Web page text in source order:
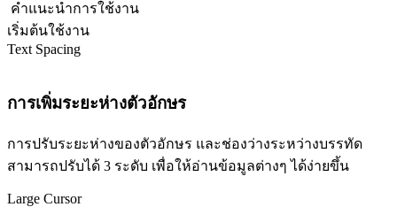
คำแนะนำการใช้งาน
เริ่มต้นใช้งาน
Text Spacing
การเพิ่มระยะห่างตัวอักษร
การปรับระยะห่างของตัวอักษร และช่องว่างระหว่างบรรทัด
สามารถปรับได้ 3 ระดับ เพื่อให้อ่านข้อมูลต่างๆ ได้ง่ายขึ้น
Large Cursor